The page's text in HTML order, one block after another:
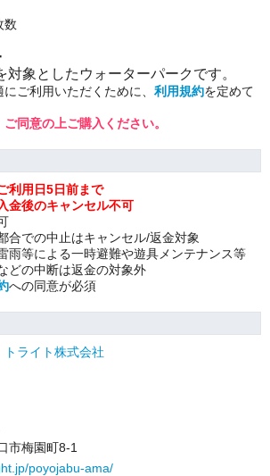
数
対象としたウォーターパークです。
ご利用いただくために、 利用規約を定めて
同意の上ご購入ください。
利用日5日前まで
金後のキャンセル不可
合での中止はキャンセル/返金対象
雨等による一時避難や遊具メンテナンス等
どの中断は返金の対象外
への同意が必須
トライト株式会社
市梅園町8-1
poyojabu-ama/